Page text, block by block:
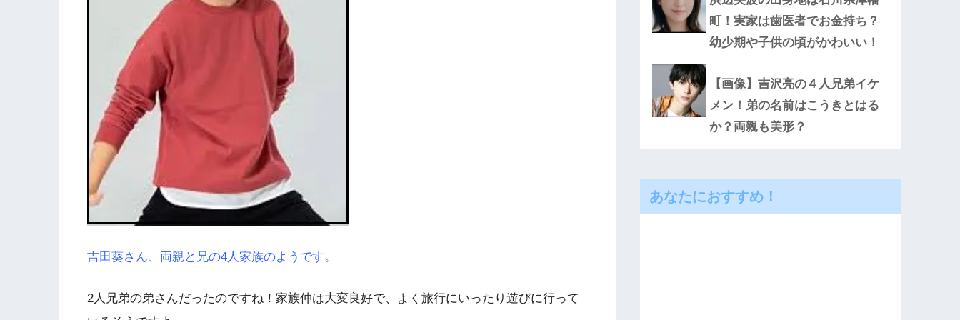
吉田葵さん、両親と兄の4人家族のようです。
2人兄弟の弟さんだったのですね！家族仲は大変良好で、よく旅行にいったり遊びに行って
町！実家は歯医者でお金持ち？
幼少期や子供の頃がかわいい！
【画像】吉沢亮の４人兄弟イケ
メン！弟の名前はこうきとはる
か？両親も美形？
あなたにおすすめ！